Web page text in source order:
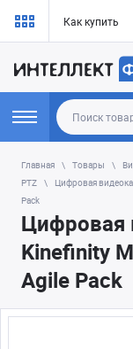
Как купить
Главная Товары
PTZ
Цифровая
Pack
Цифровая
Kinefinity
Agile Pack